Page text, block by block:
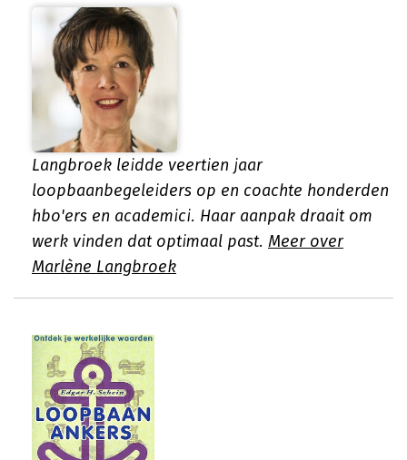
Langbroek leidde veertien jaar
loopbaanbegeleiders op en coachte honderden
hbo'ers en academici. Haar aanpak draait om
werk vinden dat optimaal past. Meer over
Marlène Langbroek